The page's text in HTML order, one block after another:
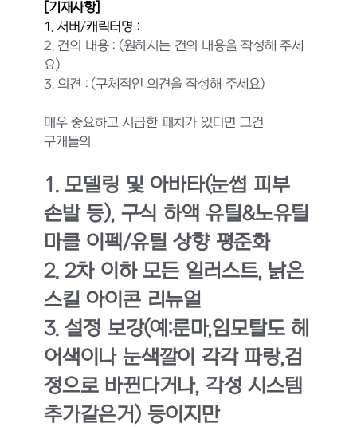
[기재사항]
1. 서버/캐릭터명 :
2. 건의 내용 : (원하시는 건의 내용을 작성해 주세
요)
3. 의견 : (구체적인 의견을 작성해 주세요)
매우 중요하고 시급한 패치가 있다면 그건
구캐들의
1. 모델링 및 아바타(눈썹 피부
손발 등), 구식 하액 유틸&노유틸
마클 이펙/유틸 상향 평준화
2. 2차 이하 모든 일러스트, 낡은
스킬 아이콘 리뉴얼
3. 설정 보강(예:룬마,임모탈도 헤
어색이나 눈색깔이 각각 파랑,검
정으로 바뀐다거나, 각성 시스템
추가같은거) 등이지만